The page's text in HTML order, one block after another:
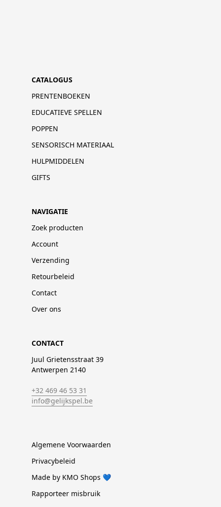
CATALOGUS
PRENTENBOEKEN
EDUCATIEVE SPELLEN
POPPEN
SENSORISCH MATERIAAL
HULPMIDDELEN
GIFTS
NAVIGATIE
Zoek producten
Account
Verzending
Retourbeleid
Contact
Over ons
CONTACT
Juul Grietensstraat 39
Antwerpen 2140
+32 469 46 53 31
info@gelijkspel.be
Algemene Voorwaarden
Privacybeleid
Made by KMO Shops 💙
Rapporteer misbruik